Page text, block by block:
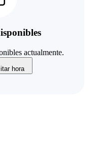
actualmente.
hora